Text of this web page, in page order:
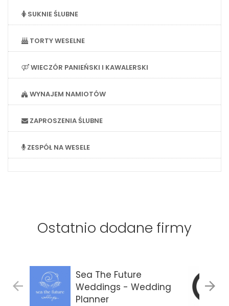
SUKNIE ŚLUBNE
TORTY WESELNE
WIECZÓR PANIEŃSKI I KAWALERSKI
WYNAJEM NAMIOTÓW
ZAPROSZENIA ŚLUBNE
ZESPÓŁ NA WESELE
Ostatnio dodane firmy
Sea The Future
Weddings - Wedding
Planner